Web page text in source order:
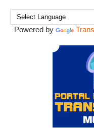
Powered by